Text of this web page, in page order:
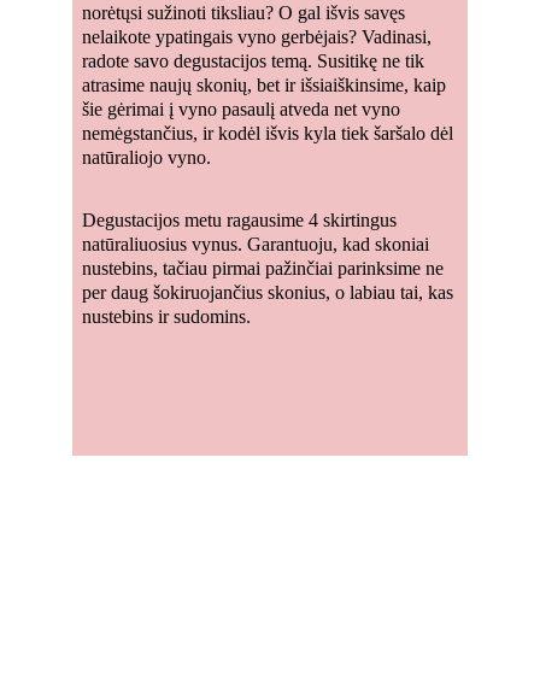
norėtųsi sužinoti tiksliau? O gal išvis savęs
nelaikote ypatingais vyno gerbėjais? Vadinasi,
radote savo degustacijos temą. Susitikę ne tik
atrasime naujų skonių, bet ir išsiaiškinsime, kaip
šie gėrimai į vyno pasaulį atveda net vyno
nemėgstančius, ir kodėl išvis kyla tiek šaršalo dėl
natūraliojo vyno.
Degustacijos metu ragausime 4 skirtingus
natūraliuosius vynus. Garantuoju, kad skoniai
nustebins, tačiau pirmai pažinčiai parinksime ne
per daug šokiruojančius skonius, o labiau tai, kas
nustebins ir sudomins.